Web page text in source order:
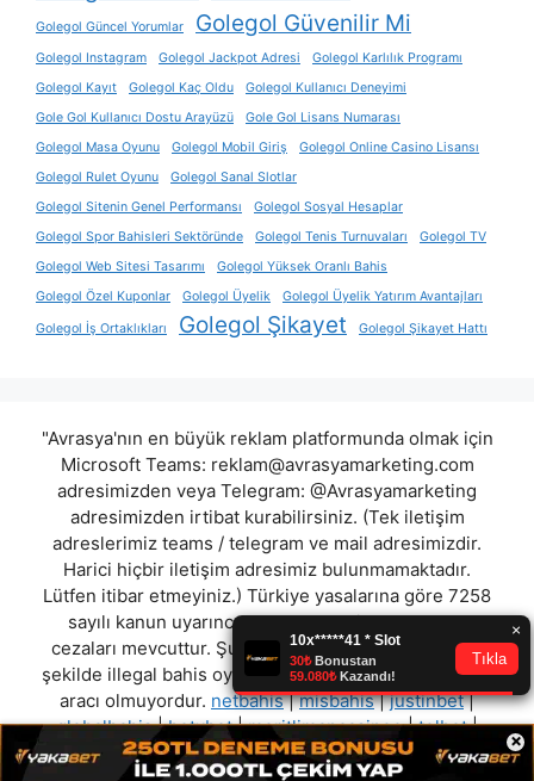
×
Golegol Güncel Yorumlar Golegol Güvenilir Mi
Golegol Instagram Golegol Jackpot Adresi
Golegol Karlılık Programı
Golegol Kayıt
Golegol Kaç Oldu
Golegol Kullanıcı Deneyimi
Gole Gol Kullanıcı Dostu Arayüzü
Gole Gol Lisans Numarası
Golegol Masa Oyunu
Golegol Mobil Giriş
Golegol Online Casino Lisansı
Golegol Rulet Oyunu
Golegol Sanal Slotlar
Golegol Sitenin Genel Performansı
Golegol Sosyal Hesaplar
Golegol Spor Bahisleri Sektöründe
Golegol Tenis Turnuvaları
Golegol TV
Golegol Web Sitesi Tasarımı
Golegol Yüksek Oranlı Bahis
Golegol Özel Kuponlar
Golegol Üyelik Golegol Üyelik Yatırım Avantajları
Golegol İş Ortaklıkları Golegol Şikayet Golegol Şikayet Hattı
"Avrasya'nın en büyük reklam platformunda olmak için
Microsoft Teams: reklam@avrasyamarketing.com
adresimizden veya Telegram: @Avrasyamarketing
adresimizden irtibat kurabilirsiniz. (Tek iletişim
adreslerimiz teams / telegram ve mail adresimizdir.
Harici hiçbir iletişim adresimiz bulunmamaktadır.
Lütfen itibar etmeyiniz.) Türkiye yasalarına göre 7258
sayılı kanun uyarınca yasa dışı bahis oynamanın
cezaları mevcuttur. Şu an bulunduğunuz site hiç bir
şekilde illegal bahis oyunları oynatmıyor ve oynamaya
aracı olmuyordur. netbahis|misbahis|justinbet|
globalbahis|betxbet|meritlimancasinoo|tolbet|
betzore"